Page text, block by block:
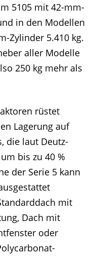
5105 mit 42-mm-
in den Modellen
Zylinder 5.410 kg.
aller Modelle
250 kg mehr als
rüstet
Lagerung auf
die laut Deutz-
bis zu 40 %
der Serie 5 kann
mit
Dach mit
oder